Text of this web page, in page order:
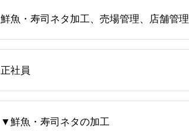
鮮魚・寿司ネタ加工、売場管理、店舗管理
正社員
▼鮮魚・寿司ネタの加工